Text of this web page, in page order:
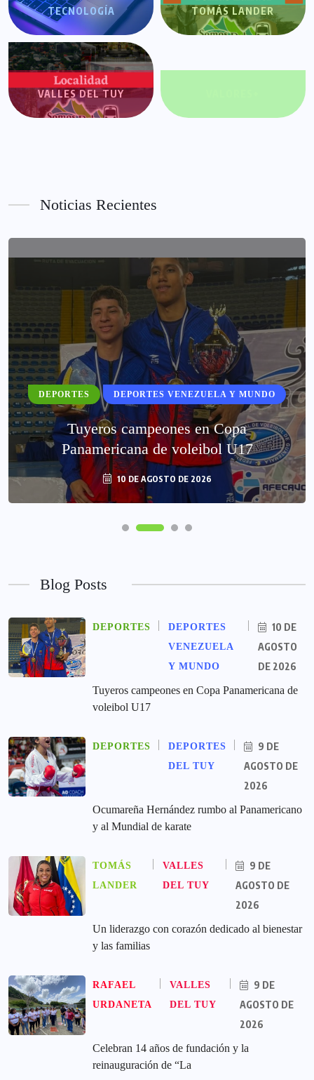
TECNOLOGÍA TOMÁS LANDER
VALLES DEL TUY
Noticias Recientes
DEPORTES DEPORTES VENEZUELA Y MUNDO
Tuyeros campeones en Copa
Panamericana de voleibol U17
10 DE AGOSTO DE 2026
Blog Posts
DEPORTES
DEPORTES
VENEZUELA
Y MUNDO
10 DE
AGOSTO
DE 2026
Tuyeros campeones en Copa Panamericana de
voleibol U17
DEPORTES
DEPORTES
DEL TUY
9 DE
AGOSTO DE
2026
Ocumareña Hernández rumbo al Panamericano
y al Mundial de karate
TOMÁS
LANDER
VALLES
DEL TUY
9 DE
AGOSTO DE
2026
Un liderazgo con corazón dedicado al bienestar
y las familias
RAFAEL
URDANETA
VALLES
DEL TUY
9 DE
AGOSTO DE
2026
Celebran 14 años de fundación y la
reinauguración de “La